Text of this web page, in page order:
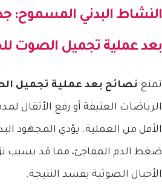
النشاط البدني المسموح:
بعد عملية تجميل الصوت
تمنع نصائح بعد عملية تجميل
الرياضات العنيفة أو رفع الأثقال
الأقل من العملية. يؤدي المجهود
ضغط الدم المفاجئ، مما قد يسبب
الأحبال الصوتية يفسد النتيجة.